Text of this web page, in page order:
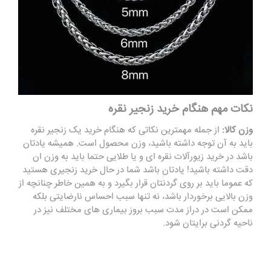
نکات مهم هنگام خرید زنجیر نقره
وزن کالا: از جمله مهمترین نکاتی که هنگام خرید یک زنجیر نقره
باید به آن توجه داشته باشید، وزن محصول است. همیشه یادتان
باشد در خرید زیورآلات نقره ای و یا طلایی حتما باید به وزن ان
دقت داشته باشید! یادتان باشد شما در حال خرید زنجیری هستید
که عموما باید بر روی گردنتان قرار بگیرد و به همین خاطر چنانچه از
وزن بالایی برخوردار باشد، نه تنها سبب احساس نارضایتی بلکه
ممکن است در دراز مدت سبب بروز بیماری های مختلف نیز در
ناحیه گردنی برایتان شود.